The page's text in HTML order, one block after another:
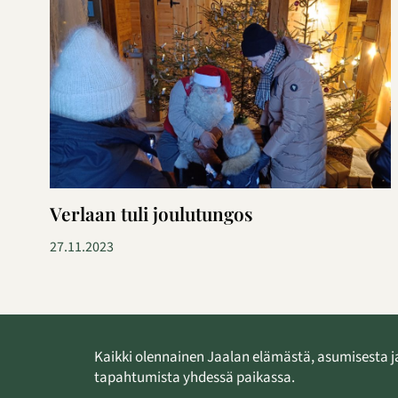
Verlaan tuli joulutungos
27.11.2023
Kaikki olennainen Jaalan elämästä, asumisesta
tapahtumista yhdessä paikassa.